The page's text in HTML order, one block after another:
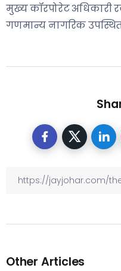
मुख्य कॉरपोरेट अधिकारी
गणमान्य नागरिक
Other Articles